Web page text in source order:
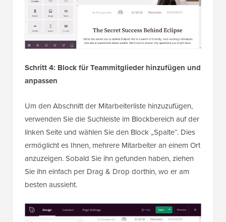
Schritt 4: Block für Teammitglieder hinzufügen und
anpassen
Um den Abschnitt der Mitarbeiterliste hinzuzufügen,
verwenden Sie die Suchleiste im Blockbereich auf der
linken Seite und wählen Sie den Block „Spalte“. Dies
ermöglicht es Ihnen, mehrere Mitarbeiter an einem Ort
anzuzeigen. Sobald Sie ihn gefunden haben, ziehen
Sie ihn einfach per Drag & Drop dorthin, wo er am
besten aussieht.